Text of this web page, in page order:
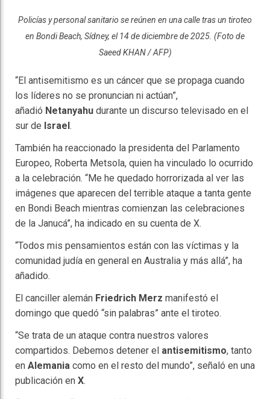
Policías y personal sanitario se reúnen en una calle tras un tiroteo
en Bondi Beach, Sídney, el 14 de diciembre de 2025. (Foto de
Saeed KHAN / AFP)
“El antisemitismo es un cáncer que se propaga cuando
los líderes no se pronuncian ni actúan”,
añadió Netanyahu durante un discurso televisado en el
sur de Israel .
También ha reaccionado la presidenta del Parlamento
Europeo, Roberta Metsola, quien ha vinculado lo ocurrido
a la celebración. “Me he quedado horrorizada al ver las
imágenes que aparecen del terrible ataque a tanta gente
en Bondi Beach mientras comienzan las celebraciones
de la Janucá”, ha indicado en su cuenta de X.
“Todos mis pensamientos están con las víctimas y la
comunidad judía en general en Australia y más allá”, ha
añadido.
El canciller alemán Friedrich Merz manifestó el
domingo que quedó “sin palabras” ante el tiroteo.
“Se trata de un ataque contra nuestros valores
compartidos. Debemos detener el antisemitismo, tanto
en Alemania como en el resto del mundo”, señaló en una
publicación en X.